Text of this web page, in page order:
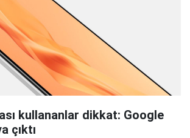
kullananlar dikkat: Google
çıktı